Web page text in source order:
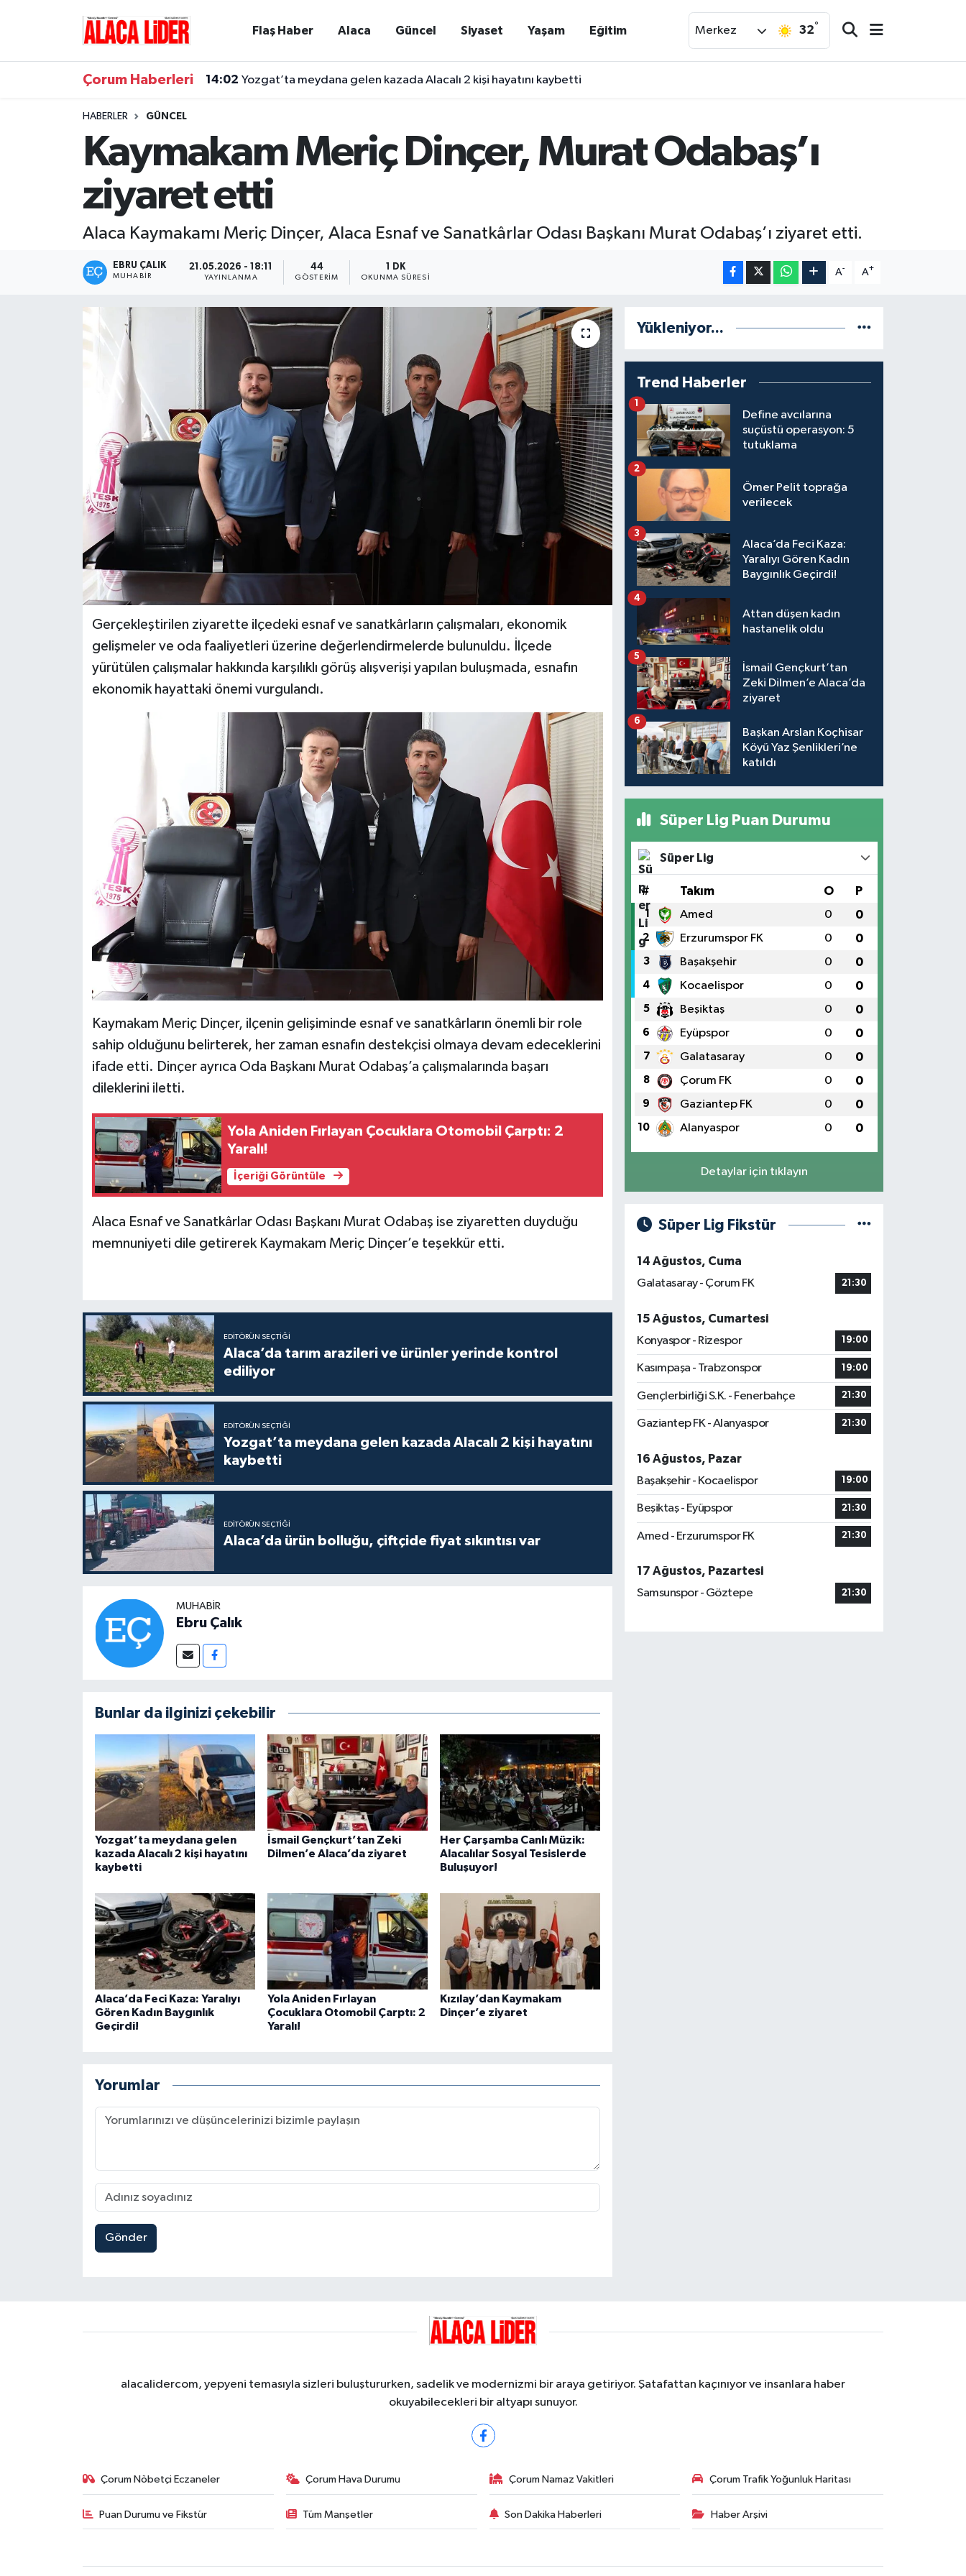
Flaş Haber Alaca Güncel Siyaset Yaşam Eğitim Merkez 32°
Çorum Haberleri 14:02 Yozgat’ta meydana gelen kazada Alacalı 2 kişi hayatını kaybetti
HABERLER GÜNCEL
Kaymakam Meriç Dinçer, Murat Odabaş’ı
ziyaret etti
Alaca Kaymakamı Meriç Dinçer, Alaca Esnaf ve Sanatkârlar Odası Başkanı Murat Odabaş’ı ziyaret etti.
EBRU ÇALIK
MUHABIR
21.05.2026 - 18:11
YAYINLANMA
44
GÖSTERIM
1 DK
OKUNMA SÜRESI
A- A+
Gerçekleştirilen ziyarette ilçedeki esnaf ve sanatkârların çalışmaları, ekonomik
gelişmeler ve oda faaliyetleri üzerine değerlendirmelerde bulunuldu. İlçede
yürütülen çalışmalar hakkında karşılıklı görüş alışverişi yapılan buluşmada, esnafın
ekonomik hayattaki önemi vurgulandı.
Kaymakam Meriç Dinçer, ilçenin gelişiminde esnaf ve sanatkârların önemli bir role
sahip olduğunu belirterek, her zaman esnafın destekçisi olmaya devam edeceklerini
ifade etti. Dinçer ayrıca Oda Başkanı Murat Odabaş’a çalışmalarında başarı
dileklerini iletti.
Yola Aniden Fırlayan Çocuklara Otomobil Çarptı: 2
Yaralı!
İçeriği Görüntüle
Alaca Esnaf ve Sanatkârlar Odası Başkanı Murat Odabaş ise ziyaretten duyduğu
memnuniyeti dile getirerek Kaymakam Meriç Dinçer’e teşekkür etti.
EDITÖRÜN SEÇTIĞI
Alaca’da tarım arazileri ve ürünler yerinde kontrol
ediliyor
EDITÖRÜN SEÇTIĞI
Yozgat’ta meydana gelen kazada Alacalı 2 kişi hayatını
kaybetti
EDITÖRÜN SEÇTIĞI
Alaca’da ürün bolluğu, çiftçide fiyat sıkıntısı var
MUHABIR
Ebru Çalık
Bunlar da ilginizi çekebilir
Yozgat’ta meydana gelen
kazada Alacalı 2 kişi hayatını
kaybetti
İsmail Gençkurt’tan Zeki
Dilmen’e Alaca’da ziyaret
Her Çarşamba Canlı Müzik:
Alacalılar Sosyal Tesislerde
Buluşuyor!
Alaca’da Feci Kaza: Yaralıyı
Gören Kadın Baygınlık
Geçirdi!
Yola Aniden Fırlayan
Çocuklara Otomobil Çarptı: 2
Yaralı!
Kızılay’dan Kaymakam
Dinçer’e ziyaret
Yorumlar
Gönder
Yükleniyor...
Trend Haberler
Define avcılarına
suçüstü operasyon: 5
tutuklama
1
Ömer Pelit toprağa
verilecek
2
Alaca’da Feci Kaza:
Yaralıyı Gören Kadın
Baygınlık Geçirdi!
3
Attan düşen kadın
hastanelik oldu
4
İsmail Gençkurt’tan
Zeki Dilmen’e Alaca’da
ziyaret
5
Başkan Arslan Koçhisar
Köyü Yaz Şenlikleri’ne
katıldı
6
Süper Lig Puan Durumu
Süper Lig
# Takım O P
1 Amed 0 0
2 Erzurumspor FK 0 0
3 Başakşehir 0 0
4 Kocaelispor 0 0
5 Beşiktaş 0 0
6 Eyüpspor 0 0
7 Galatasaray 0 0
8 Çorum FK 0 0
9 Gaziantep FK 0 0
10 Alanyaspor 0 0
Detaylar için tıklayın
Süper Lig Fikstür
14 Ağustos, Cuma
Galatasaray - Çorum FK
21:30
15 Ağustos, Cumartesi
Konyaspor - Rizespor
19:00
Kasımpaşa - Trabzonspor 19:00
Gençlerbirliği S.K. - Fenerbahçe 21:30
Gaziantep FK - Alanyaspor 21:30
16 Ağustos, Pazar
Başakşehir - Kocaelispor
19:00
Beşiktaş - Eyüpspor 21:30
Amed - Erzurumspor FK 21:30
17 Ağustos, Pazartesi
Samsunspor - Göztepe
21:30
alacalidercom, yepyeni temasıyla sizleri buluştururken, sadelik ve modernizmi bir araya getiriyor. Şatafattan kaçınıyor ve insanlara haber
okuyabilecekleri bir altyapı sunuyor.
Çorum Nöbetçi Eczaneler Çorum Hava Durumu Çorum Namaz Vakitleri Çorum Trafik Yoğunluk Haritası
Puan Durumu ve Fikstür Tüm Manşetler Son Dakika Haberleri Haber Arşivi
Çorum Trafik Yoğunluk Haritası
Süper Lig Puan Durumu ve Fikstür
Tüm Manşetler
Son Dakika Haberleri
Haber Arşivi